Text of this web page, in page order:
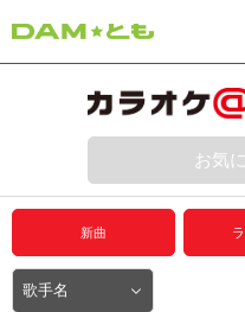
動画からさがす
プレミアムサービ
DAM★とも動画
お気
新曲